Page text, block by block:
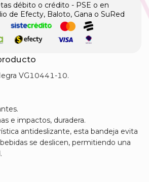
débito o crédito - PSE o en
de Efecty, Baloto, Gana o SuRed
VG10441-10.
e impactos, duradera.
antideslizante, esta bandeja evita
se deslicen, permitiendo una